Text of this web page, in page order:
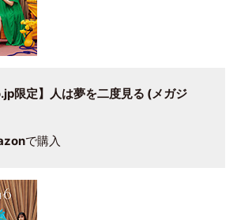
限定】人は夢を二度見る (メガジ
で購入